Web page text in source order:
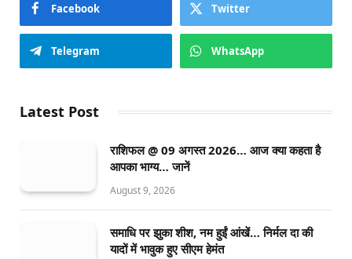
Facebook Twitter
Telegram WhatsApp
Latest Post
राशिफल @ 09 अगस्त 2026… आज क्या कहता है
आपका भाग्य… जानें
August 9, 2026
समाधि पर झुका शीश, नम हुईं आंखें… निर्मल दा की
यादों में भावुक हुए सीएम हेमंत